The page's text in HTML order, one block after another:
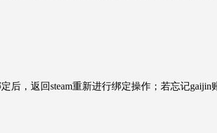
后，返回steam重新进行绑定操作；若忘记gaijin